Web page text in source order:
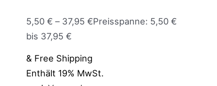
5,50€ – 37,95€Preisspanne: 5,50 €
bis 37,95 €
& Free Shipping
Enthält 19% MwSt.